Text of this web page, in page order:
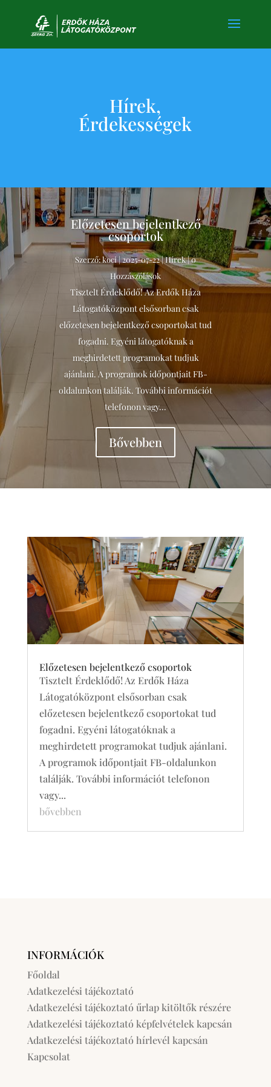
Hírek,
Érdekességek
Előzetesen bejelentkező
csoportok
Szerző:koci|2025-07-22|Hírek| 0
Hozzászólások
Tisztelt Érdeklődő! Az Erdők Háza
Látogatóközpont elsősorban csak
előzetesen bejelentkező csoportokat tud
fogadni. Egyéni látogatóknak a
meghirdetett programokat tudjuk
ajánlani. A programok időpontjait FB-
oldalunkon találják. További információt
telefonon vagy...
Bővebben
Előzetesen bejelentkező csoportok
Tisztelt Érdeklődő! Az Erdők Háza
Látogatóközpont elsősorban csak
előzetesen bejelentkező csoportokat tud
fogadni. Egyéni látogatóknak a
meghirdetett programokat tudjuk ajánlani.
A programok időpontjait FB-oldalunkon
találják. További információt telefonon
vagy...
bővebben
INFORMÁCIÓK
Főoldal
Adatkezelési tájékoztató
Adatkezelési tájékoztató űrlap kitöltők részére
Adatkezelési tájékoztató képfelvételek kapcsán
Adatkezelési tájékoztató hírlevél kapcsán
Kapcsolat